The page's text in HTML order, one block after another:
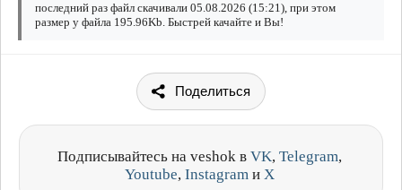
последний раз файл скачивали 05.08.2026 (15:21), при этом
размер у файла 195.96Kb. Быстрей качайте и Вы!
Поделиться
Подписывайтесь на veshok в VK, Telegram,
Youtube, Instagram и X